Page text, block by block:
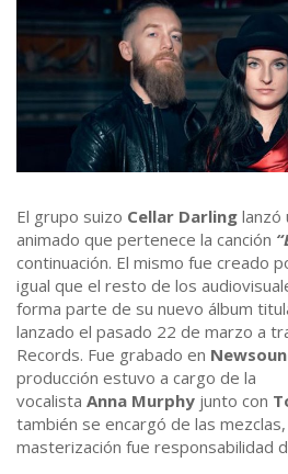
El grupo suizo Cellar Darling lanzó
animado que pertenece la canción
continuación. El mismo fue creado
igual que el resto de los
forma parte de su nuevo álbum
lanzado el pasado 22 de marzo a
Records. Fue grabado en
producción estuvo a cargo de la
vocalista Anna Murphy junto con
también se encargó de las
masterización fue responsabilidad